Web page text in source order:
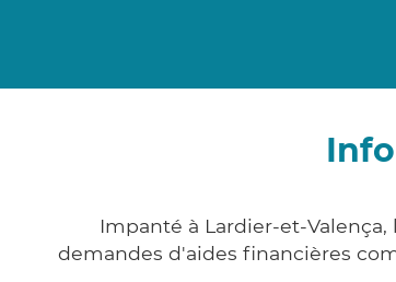
Impanté à Lardier-et-
demandes d'aides financières